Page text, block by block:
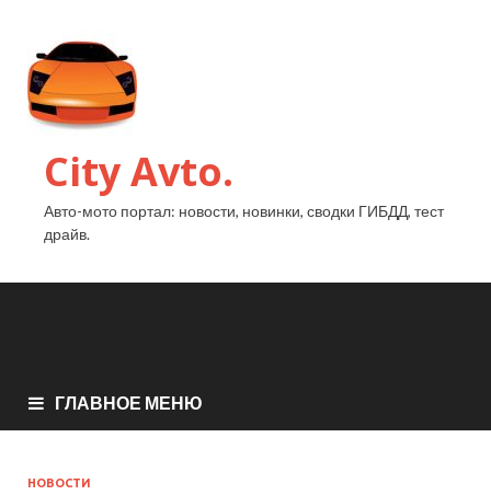
City Avto.
Авто-мото портал: новости, новинки, сводки ГИБДД, тест
драйв.
ГЛАВНОЕ МЕНЮ
НОВОСТИ